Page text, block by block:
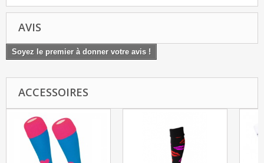
AVIS
Soyez le premier à donner votre avis !
ACCESSOIRES